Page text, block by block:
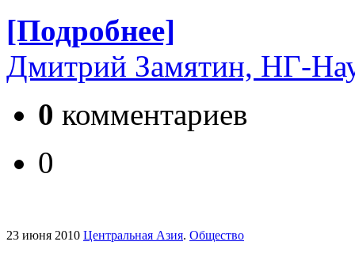
[Подробнее]
Дмитрий Замятин, НГ-
0 комментариев
0
23 июня 2010 Центральная Азия. Общество